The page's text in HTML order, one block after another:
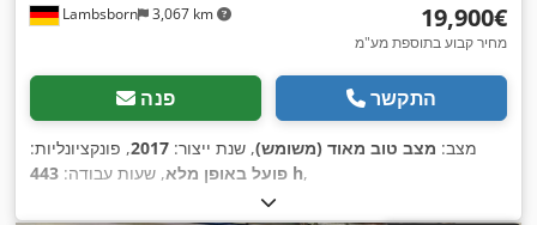
Lambsborn 3,067 km ‏19,900 ‏€
מחיר קבוע בתוספת מע"מ
פנה התקשר
מצב: מצב טוב מאוד (משומש), שנת ייצור: 2017, פונקציונליות:
פועל באופן מלא, שעות עבודה: 443 h,